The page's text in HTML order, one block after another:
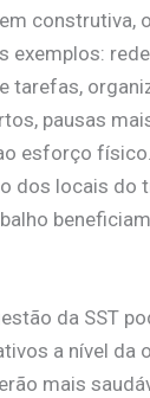
construtiva,
exemplos:
tarefas,
pausas
esforço
dos locais do
da SST
a nível da
mais